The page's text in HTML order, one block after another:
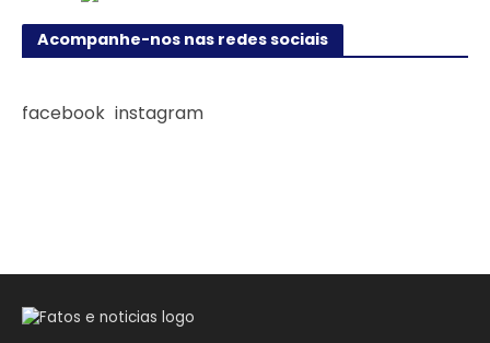
Acompanhe-nos nas redes sociais
facebook instagram